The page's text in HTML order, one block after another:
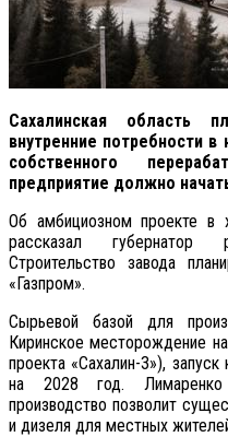
Сахалинская область
внутренние потребности в
собственного
предприятие должно
Об амбициозном проекте в
рассказал губернатор
Строительство завода
«Газпром».
Сырьевой базой для
Киринское месторождение
проекта «Сахалин-3»),
на 2028 год. Лимаренко
производство позволит
и дизеля для местных